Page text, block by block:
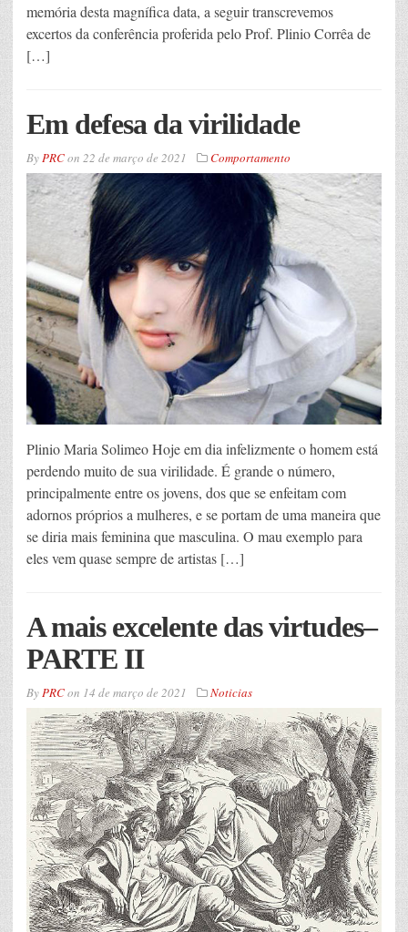
memória desta magnífica data, a seguir transcrevemos
excertos da conferência proferida pelo Prof. Plinio Corrêa de
[…]
Em defesa da virilidade
By PRCon 22 de março de 2021 Comportamento
Plinio Maria Solimeo Hoje em dia infelizmente o homem está
perdendo muito de sua virilidade. É grande o número,
principalmente entre os jovens, dos que se enfeitam com
adornos próprios a mulheres, e se portam de uma maneira que
se diria mais feminina que masculina. O mau exemplo para
eles vem quase sempre de artistas […]
A mais excelente das virtudes–
PARTE II
By PRCon 14 de março de 2021 Noticias